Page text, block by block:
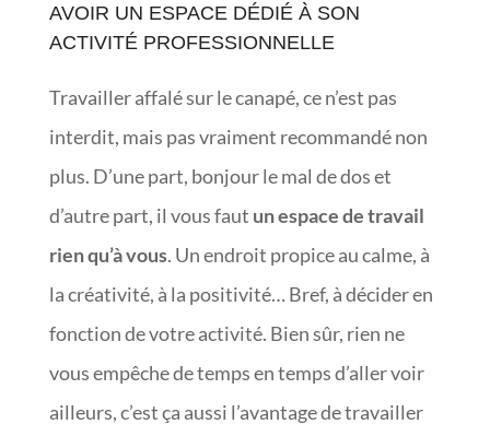
AVOIR UN ESPACE DÉDIÉ À SON
ACTIVITÉ PROFESSIONNELLE
Travailler affalé sur le canapé, ce n’est pas
interdit, mais pas vraiment recommandé non
plus. D’une part, bonjour le mal de dos et
d’autre part, il vous faut un espace de travail
rien qu’à vous. Un endroit propice au calme, à
la créativité, à la positivité… Bref, à décider en
fonction de votre activité. Bien sûr, rien ne
vous empêche de temps en temps d’aller voir
ailleurs, c’est ça aussi l’avantage de travailler